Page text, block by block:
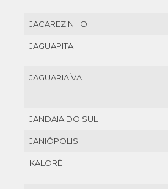
JACAREZINHO
JAGUAPITA
JAGUARIAÍVA
JANDAIA DO SUL
JANIÓPOLIS
KALORÉ